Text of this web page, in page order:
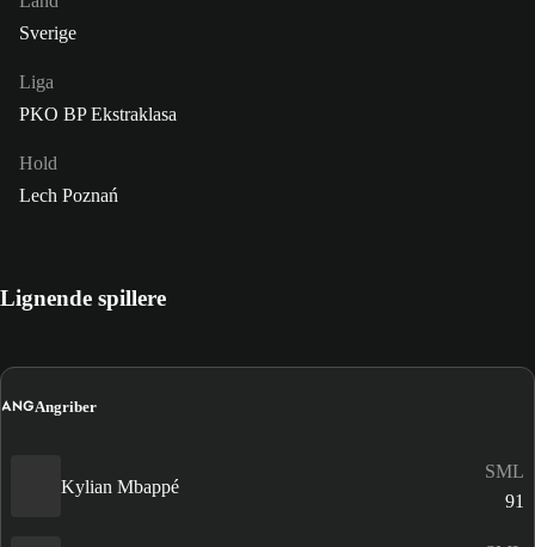
Sverige
Liga
PKO BP Ekstraklasa
Hold
Lech Poznań
Lignende spillere
ANGAngriber
Kylian Mbappé
SML
91